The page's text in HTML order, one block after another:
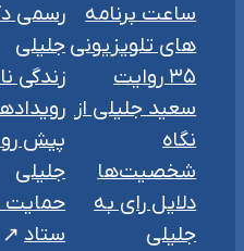
ساعت برنامه
های تلویزیونی
۳۵ روایت
سعید جلیلی از
نگاه
شخصیت‌ها
دلایل رای به
جلیلی
رسمی
جلیلی
زندگی
پیش رو
جلیلی
حمایت
ستاد